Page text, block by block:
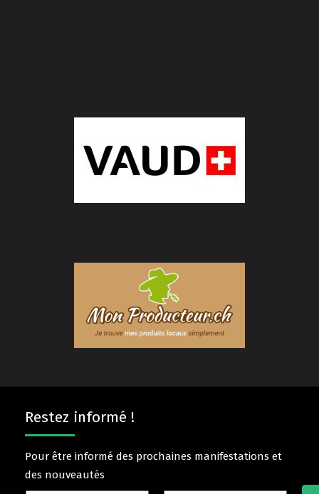
Restez informé !
Pour être informé des prochaines manifestations et
des nouveautés